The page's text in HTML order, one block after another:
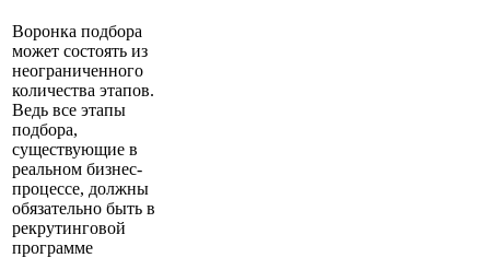
Воронка подбора
может состоять из
неограниченного
количества этапов.
Ведь все этапы
подбора,
существующие в
реальном бизнес-
процессе, должны
обязательно быть в
рекрутинговой
программе